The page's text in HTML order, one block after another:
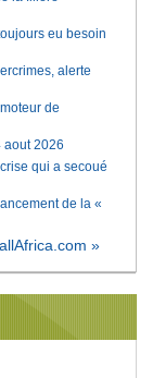
eu besoin
alerte
de
aout 2026
qui a secoué
de la «
»